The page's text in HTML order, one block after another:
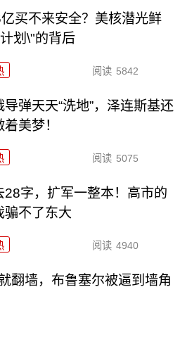
买不来安全？美核潜光鲜
划\"的背后
阅读 5842
导弹天天“洗地”，泽连斯基还
美梦！
阅读 5075
28字，扩军一整本！高市的
骗不了东大
阅读 4940
翻墙，布鲁塞尔被逼到墙角